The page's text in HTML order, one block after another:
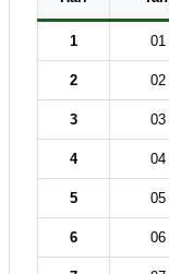
1 01
2 02
3 03
4 04
5 05
6 06